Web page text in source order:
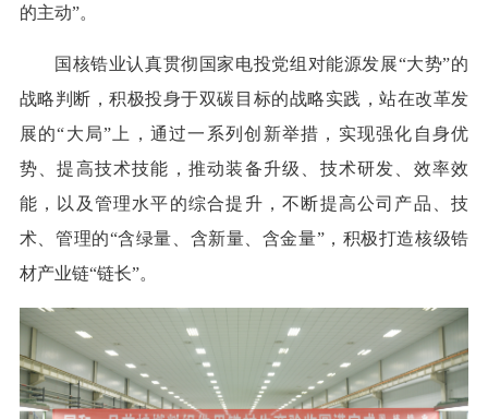
的主动”。
国核锆业认真贯彻国家电投党组对能源发展“大势”的
战略判断，积极投身于双碳目标的战略实践，站在改革发
展的“大局”上，通过一系列创新举措，实现强化自身优
势、提高技术技能，推动装备升级、技术研发、效率效
能，以及管理水平的综合提升，不断提高公司产品、技
术、管理的“含绿量、含新量、含金量”，积极打造核级锆
材产业链“链长”。